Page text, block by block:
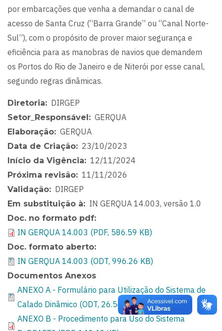
por embarcações que venha a demandar o canal de
acesso de Santa Cruz (“Barra Grande” ou “Canal Norte-
Sul”), com o propósito de prover maior segurança e
eficiência para as manobras de navios que demandem
os Portos do Rio de Janeiro e de Niterói por esse canal,
segundo regras dinâmicas.
Diretoria DIRGEP
Setor_Responsável GERQUA
Elaboração GERQUA
Data de Criação 23/10/2023
Início da Vigência 12/11/2024
Próxima revisão 11/11/2026
Validação DIRGEP
Em substituição à IN GERQUA 14.003, versão 1.0
Doc. no formato pdf
IN GERQUA 14.003 (PDF, 586.59 KB)
Doc. formato aberto
IN GERQUA 14.003 (ODT, 996.26 KB)
Documentos Anexos
ANEXO A - Formulário para Utilização do Sistema de
Calado Dinâmico (ODT, 26.54 KB)
ANEXO B - Procedimento para Uso do Sistema